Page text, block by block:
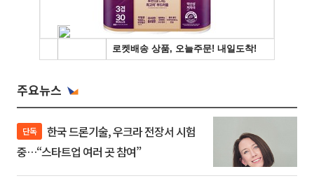
주요뉴스
단독
중…“스타트업 여러 곳 참여”